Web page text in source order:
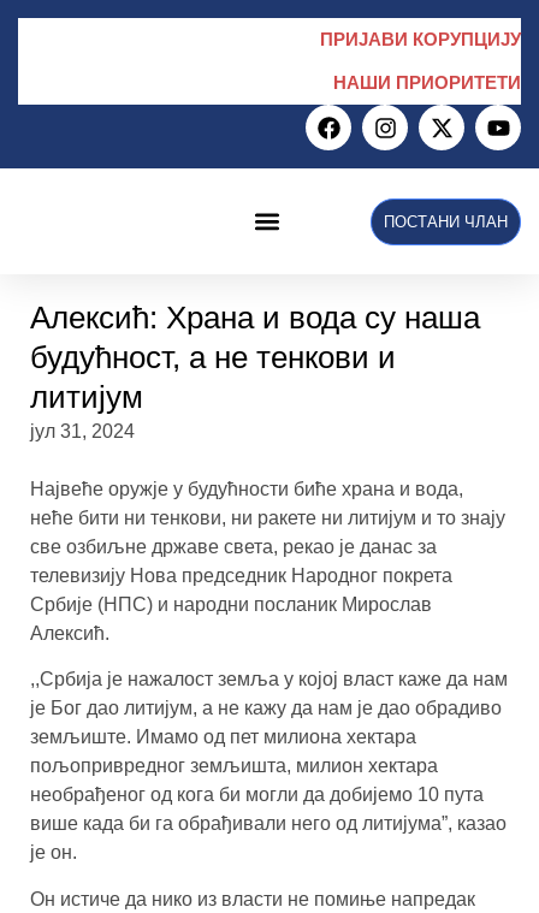
ПРИЈАВИ КОРУПЦИЈУ
НАШИ ПРИОРИТЕТИ
ПОСТАНИ ЧЛАН
Алексић: Храна и вода су наша
будућност, а не тенкови и
литијум
јул 31, 2024
Највеће оружје у будућности биће храна и вода,
неће бити ни тенкови, ни ракете ни литијум и то знају
све озбиљне државе света, рекао је данас за
телевизију Нова председник Народног покрета
Србије (НПС) и народни посланик Мирослав
Алексић.
,,Србија је нажалост земља у којој власт каже да нам
је Бог дао литијум, а не кажу да нам је дао обрадиво
земљиште. Имамо од пет милиона хектара
пољопривредног земљишта, милион хектара
необрађеног од кога би могли да добијемо 10 пута
више када би га обрађивали него од литијума”, казао
је он.
Он истиче да нико из власти не помиње напредак